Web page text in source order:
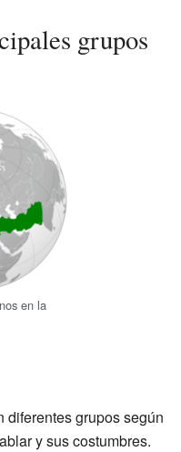
grupos
en la
diferentes grupos según
y sus costumbres.